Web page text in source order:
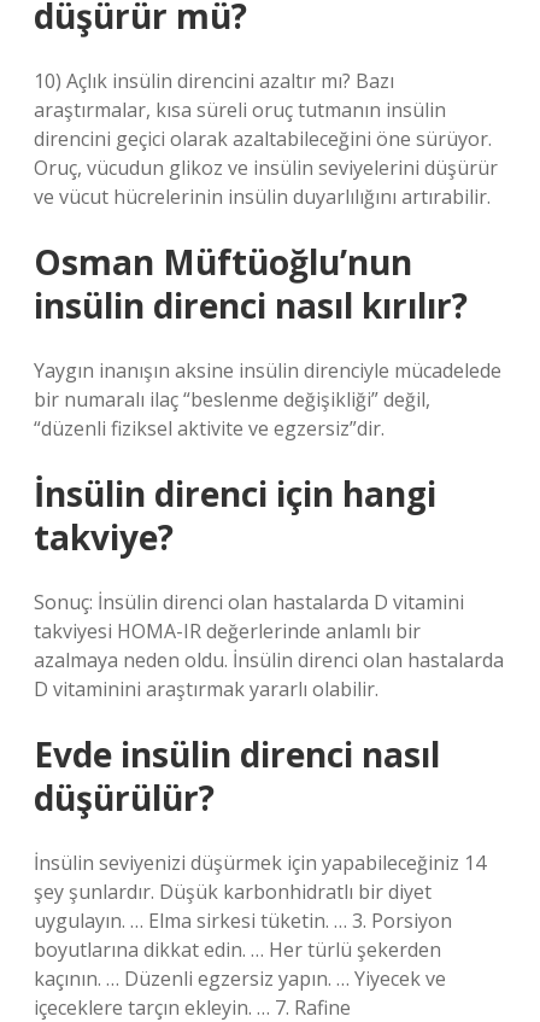
düşürür mü?
10) Açlık insülin direncini azaltır mı? Bazı
araştırmalar, kısa süreli oruç tutmanın insülin
direncini geçici olarak azaltabileceğini öne sürüyor.
Oruç, vücudun glikoz ve insülin seviyelerini düşürür
ve vücut hücrelerinin insülin duyarlılığını artırabilir.
Osman Müftüoğlu’nun
insülin direnci nasıl kırılır?
Yaygın inanışın aksine insülin direnciyle mücadelede
bir numaralı ilaç “beslenme değişikliği” değil,
“düzenli fiziksel aktivite ve egzersiz”dir.
İnsülin direnci için hangi
takviye?
Sonuç: İnsülin direnci olan hastalarda D vitamini
takviyesi HOMA-IR değerlerinde anlamlı bir
azalmaya neden oldu. İnsülin direnci olan hastalarda
D vitaminini araştırmak yararlı olabilir.
Evde insülin direnci nasıl
düşürülür?
İnsülin seviyenizi düşürmek için yapabileceğiniz 14
şey şunlardır. Düşük karbonhidratlı bir diyet
uygulayın. … Elma sirkesi tüketin. … 3. Porsiyon
boyutlarına dikkat edin. … Her türlü şekerden
kaçının. … Düzenli egzersiz yapın. … Yiyecek ve
içeceklere tarçın ekleyin. … 7. Rafine